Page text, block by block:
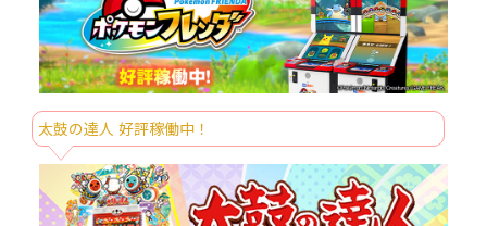
8/6～
ポケットモンスター めちゃもふぐっとぬ
いぐるみ～ラプラス～振り向きver.
8/6～
マイメロディ ラグジュアリーバニティポ
ーチ
8/6～
マインクラフト BIGぬいぐるみ：エンダ
ードラゴン
8/6～
マインクラフト スクエアショルダーバッ
グ：クリーパー：TNT：チェスト
太鼓の達人 好評稼働中！